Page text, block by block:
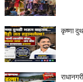
कृष्णा